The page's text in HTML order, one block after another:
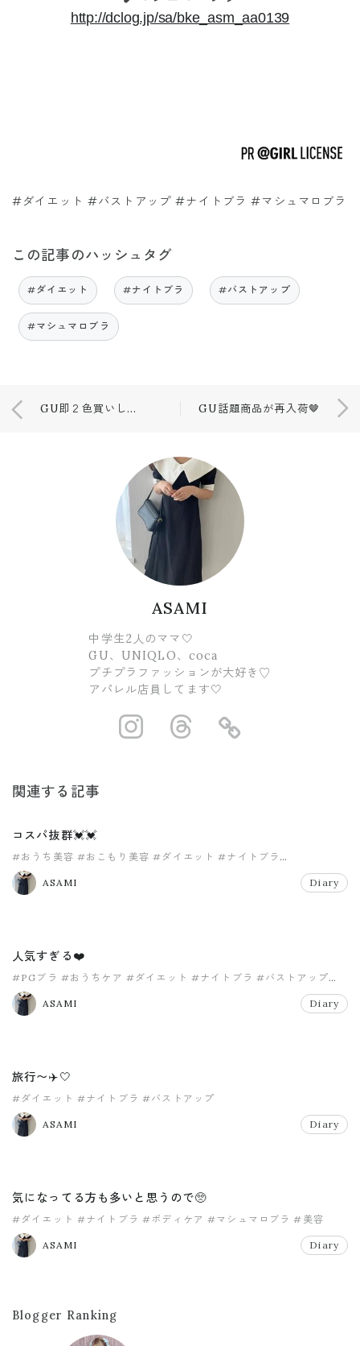
http://dclog.jp/sa/bke_asm_aa0139
#ダイエット #バストアップ #ナイトブラ #マシュマロブラ
この記事のハッシュタグ
#ダイエット #ナイトブラ #バストアップ
#マシュマロブラ
GU即２色買いした新作💚💚💚 GU話題商品が再入荷🤎
ASAMI
中学生2人のママ🤍
GU、UNIQLO、coca
プチプラファッションが大好き♡
アパレル店員してます🤍
https://https://
関連する記事
コスパ抜群💓💓
#おうち美容 #おこもり美容 #ダイエット #ナイトブラ
#バストアップ
ASAMI
Diary
人気すぎる❤️
#PGブラ #おうちケア #ダイエット #ナイトブラ #バストアップ
#マシュマロブラ
ASAMI
Diary
旅行〜✈️🤍
#ダイエット #ナイトブラ #バストアップ
ASAMI Diary
気になってる方も多いと思うので🥺
#ダイエット #ナイトブラ #ボディケア #マシュマロブラ #美容
ASAMI Diary
Blogger Ranking